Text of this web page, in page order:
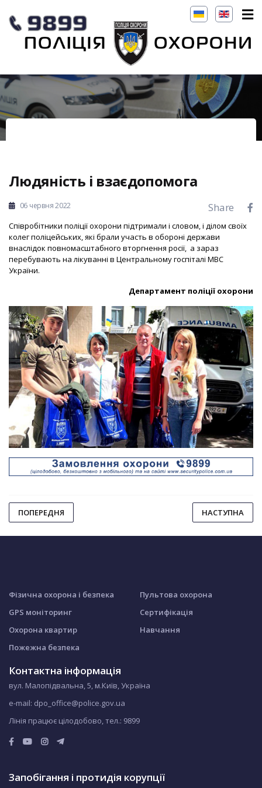
Людяність і взаєдопомога
06 червня 2022 Share
Співробітники поліції охорони підтримали і словом, і ділом своїх
колег поліцейських, які брали участь в обороні держави
внаслідок повномасштабного вторгнення росії, а зараз
перебувають на лікуванні в Центральному госпіталі МВС
України.
Департамент поліції охорони
ПОПЕРЕДНЯ НАСТУПНА
Фізична охорона і безпека
GPS моніторинг
Охорона квартир
Пожежна безпека
Пультова охорона
Сертифікація
Навчання
Контактна інформація
вул. Малопідвальна, 5, м.Київ, Україна
e-mail: dpo_office@police.gov.ua
Лінія працює цілодобово, тел.: 9899
Запобігання і протидія корупції